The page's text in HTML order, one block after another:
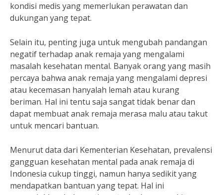
kondisi medis yang memerlukan perawatan dan
dukungan yang tepat.
Selain itu, penting juga untuk mengubah pandangan
negatif terhadap anak remaja yang mengalami
masalah kesehatan mental. Banyak orang yang masih
percaya bahwa anak remaja yang mengalami depresi
atau kecemasan hanyalah lemah atau kurang
beriman. Hal ini tentu saja sangat tidak benar dan
dapat membuat anak remaja merasa malu atau takut
untuk mencari bantuan.
Menurut data dari Kementerian Kesehatan, prevalensi
gangguan kesehatan mental pada anak remaja di
Indonesia cukup tinggi, namun hanya sedikit yang
mendapatkan bantuan yang tepat. Hal ini